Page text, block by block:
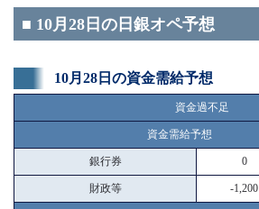
■ 10月28日の日銀オペ予想
10月28日の資金需給予想
資金過不足
資金需給予想
銀行券 0
財政等 -1,200